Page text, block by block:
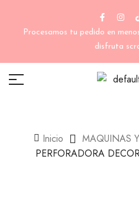
Procesamos tu pedido en
disfruta
Inicio
MAQUINAS
PERFORADORA